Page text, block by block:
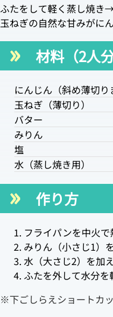
ふたをして軽く蒸し焼き
玉ねぎの自然な甘みがに
材料（2人分
にんじん（斜め薄切り
玉ねぎ（薄切り）
バター
みりん
塩
水（蒸し焼き用）
作り方
フライパンを中火
みりん（小さじ1）
水（大さじ2）を加
ふたを外して水分を
※下ごしらえショートカ